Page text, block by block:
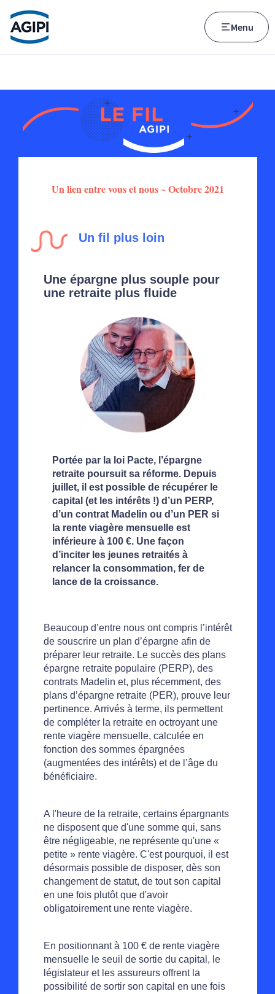
Accès au menu
Accès au contenu principal
Menu
Un lien entre vous et nous ~ Octobre 2021
Un fil plus loin
Une épargne plus souple pour
une retraite plus fluide
Portée par la loi Pacte, l’épargne
retraite poursuit sa réforme. Depuis
juillet, il est possible de récupérer le
capital (et les intérêts !) d’un PERP,
d’un contrat Madelin ou d’un PER si
la rente viagère mensuelle est
inférieure à 100 €. Une façon
d’inciter les jeunes retraités à
relancer la consommation, fer de
lance de la croissance.
Beaucoup d’entre nous ont compris l’intérêt
de souscrire un plan d’épargne afin de
préparer leur retraite. Le succès des plans
épargne retraite populaire (PERP), des
contrats Madelin et, plus récemment, des
plans d’épargne retraite (PER), prouve leur
pertinence. Arrivés à terme, ils permettent
de compléter la retraite en octroyant une
rente viagère mensuelle, calculée en
fonction des sommes épargnées
(augmentées des intérêts) et de l’âge du
bénéficiaire.
A l'heure de la retraite, certains épargnants
ne disposent que d'une somme qui, sans
être négligeable, ne représente qu'une «
petite » rente viagère. C'est pourquoi, il est
désormais possible de disposer, dès son
changement de statut, de tout son capital
en une fois plutôt que d'avoir
obligatoirement une rente viagère.
En positionnant à 100 € de rente viagère
mensuelle le seuil de sortie du capital, le
législateur et les assureurs offrent la
possibilité de sortir son capital en une fois